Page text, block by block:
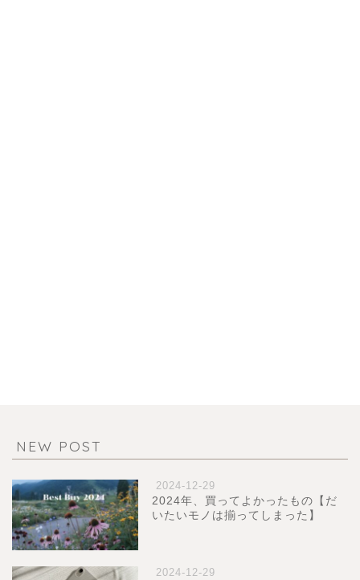
NEW POST
2024-12-29
2024年、買ってよかったもの【だ
いたいモノは揃ってしまった】
2024-12-29